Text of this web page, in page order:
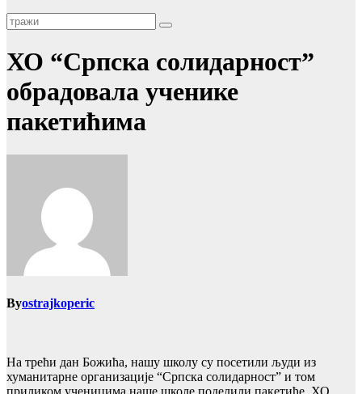
ХО “Српска солидарност”
обрадовала ученике
пакетићима
Byostrajkoperic
На трећи дан Божића, нашу школу су посетили људи из
хуманитарне организације “Српска солидарност” и том